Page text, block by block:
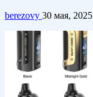
berezovy 30 мая, 2025